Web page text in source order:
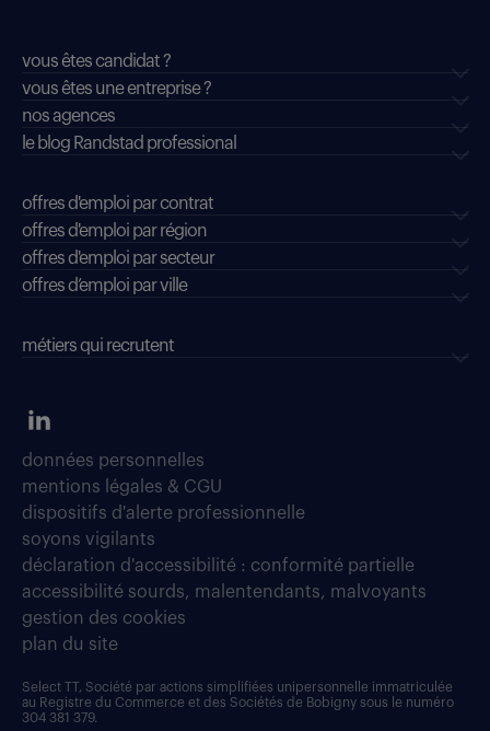
vous êtes candidat ?
vous êtes une entreprise ?
nos agences
le blog Randstad professional
offres d'emploi par contrat
offres d'emploi par région
offres d'emploi par secteur
offres d’emploi par ville
métiers qui recrutent
données personnelles
mentions légales & CGU
dispositifs d'alerte professionnelle
soyons vigilants
déclaration d'accessibilité : conformité partielle
accessibilité sourds, malentendants, malvoyants
gestion des cookies
plan du site
Select TT, Société par actions simplifiées unipersonnelle immatriculée
au Registre du Commerce et des Sociétés de Bobigny sous le numéro
304 381 379.